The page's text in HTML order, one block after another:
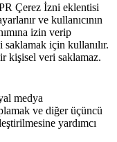
Çerez İzni eklentisi
ve kullanıcının
izin verip
saklamak için kullanılır.
kişisel veri saklamaz.
medya
ve diğer üçüncü
yardımcı